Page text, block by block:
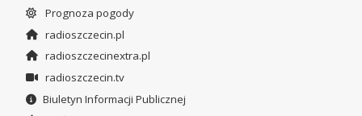
Prognoza pogody
radioszczecin.pl
radioszczecinextra.pl
radioszczecin.tv
Biuletyn Informacji Publicznej